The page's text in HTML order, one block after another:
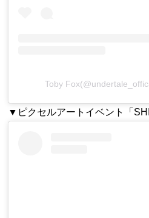
Toby
▼ピクセルアートイベント「